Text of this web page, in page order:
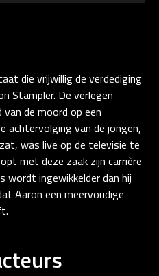
die vrijwillig de verdediging
Stampler. De verlegen
de moord op een
achtervolging van de jongen,
was live op de televisie te
met deze zaak zijn carrière
wordt ingewikkelder dan hij
Aaron een meervoudige